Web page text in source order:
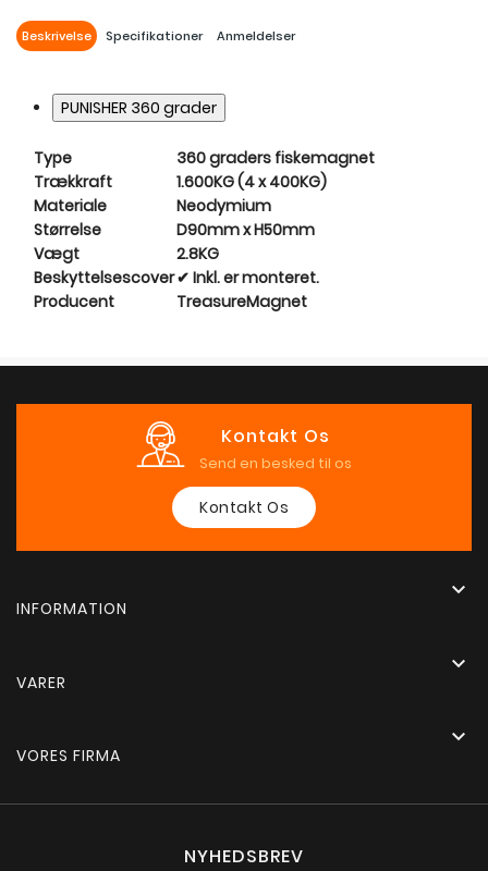
Beskrivelse Specifikationer Anmeldelser
PUNISHER 360 grader
Type
360 graders fiskemagnet
Trækkraft
1.600KG (4 x 400KG)
Materiale
Neodymium
Størrelse
D90mm x H50mm
Vægt
2.8KG
Beskyttelsescover✔ Inkl. er monteret.
Producent
TreasureMagnet
Kontakt Os
Send en besked til os
Kontakt Os
INFORMATION

VARER

VORES FIRMA

NYHEDSBREV